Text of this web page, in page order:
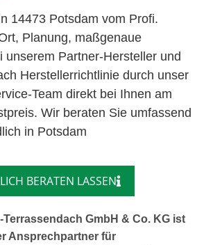
14473 Potsdam vom Profi.
Planung, maßgenaue
unserem Partner-Hersteller und
Herstellerrichtlinie durch unser
Team direkt bei Ihnen am
Wir beraten Sie umfassend
in Potsdam
BERATEN LASSEN
GmbH & Co. KG ist
Ansprechpartner für